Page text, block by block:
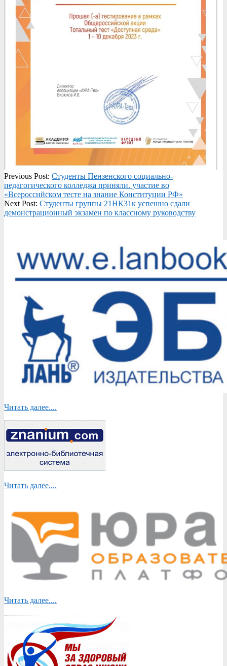
2023-
12-
13
Previous Post: Студенты Пензенского социально-
педагогического колледжа приняли. участие во
«Всероссийском тесте на знание Конституции РФ»
Next Post: Студенты группы 21НК31к успешно сдали
демонстрационный экзамен по классному руководству
Читать далее....
Читать далее....
Читать далее....